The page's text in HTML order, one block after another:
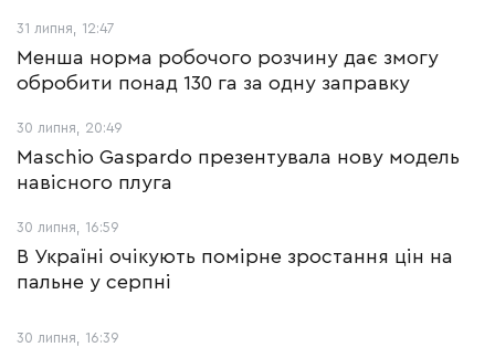
31 липня, 12:47
Менша норма робочого розчину дає змогу
обробити понад 130 га за одну заправку
30 липня, 20:49
Maschio Gaspardo презентувала нову модель
навісного плуга
30 липня, 16:59
В Україні очікують помірне зростання цін на
пальне у серпні
30 липня, 16:39